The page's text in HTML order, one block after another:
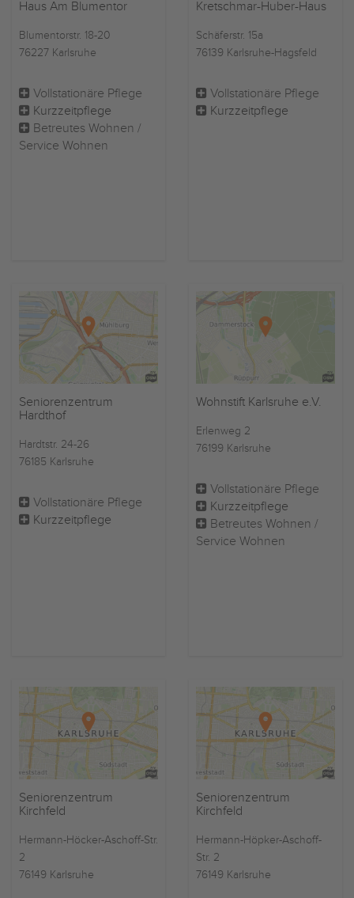
Haus Am Blumentor
Blumentorstr. 18-20
76227 Karlsruhe
Vollstationäre Pflege
Kurzzeitpflege
Betreutes Wohnen /
Service Wohnen
Kretschmar-Huber-Haus
Schäferstr. 15a
76139 Karlsruhe-Hagsfeld
Vollstationäre Pflege
Kurzzeitpflege
Seniorenzentrum
Hardthof
Hardtstr. 24-26
76185 Karlsruhe
Vollstationäre Pflege
Kurzzeitpflege
Wohnstift Karlsruhe e.V.
Erlenweg 2
76199 Karlsruhe
Vollstationäre Pflege
Kurzzeitpflege
Betreutes Wohnen /
Service Wohnen
Seniorenzentrum
Kirchfeld
Hermann-Höcker-Aschoff-Str.
2
76149 Karlsruhe
Seniorenzentrum
Kirchfeld
Hermann-Höpker-Aschoff-
Str. 2
76149 Karlsruhe